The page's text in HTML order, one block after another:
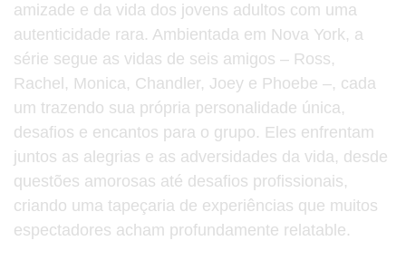
amizade e da vida dos jovens adultos com uma
autenticidade rara. Ambientada em Nova York, a
série segue as vidas de seis amigos – Ross,
Rachel, Monica, Chandler, Joey e Phoebe –, cada
um trazendo sua própria personalidade única,
desafios e encantos para o grupo. Eles enfrentam
juntos as alegrias e as adversidades da vida, desde
questões amorosas até desafios profissionais,
criando uma tapeçaria de experiências que muitos
espectadores acham profundamente relatable.